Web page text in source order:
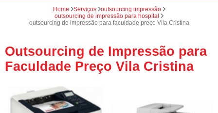
Home Serviços
outsourcing impressão
outsourcing de impressão para hospital
outsourcing de impressão para faculdade preço Vila Cristina
Outsourcing de Impressão para
Faculdade Preço Vila Cristina